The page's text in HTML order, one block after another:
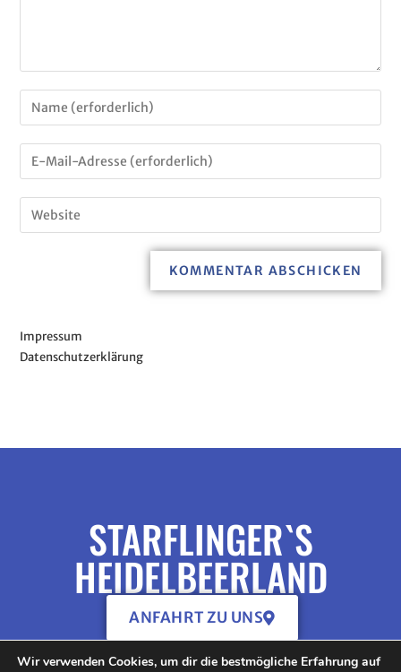
Impressum
Datenschutzerklärung
STARFLINGER`S
HEIDELBEERLAND
ANFAHRT ZU UNS
Wir verwenden Cookies, um dir die bestmögliche Erfahrung auf